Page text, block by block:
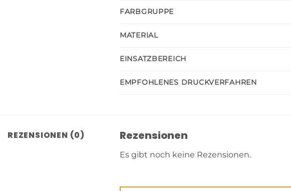
FARBGRUPPE
MATERIAL
EINSATZBEREICH
EMPFOHLENES DRUCKVERFAHREN
REZENSIONEN (0) Rezensionen
Es gibt noch keine Rezensionen.